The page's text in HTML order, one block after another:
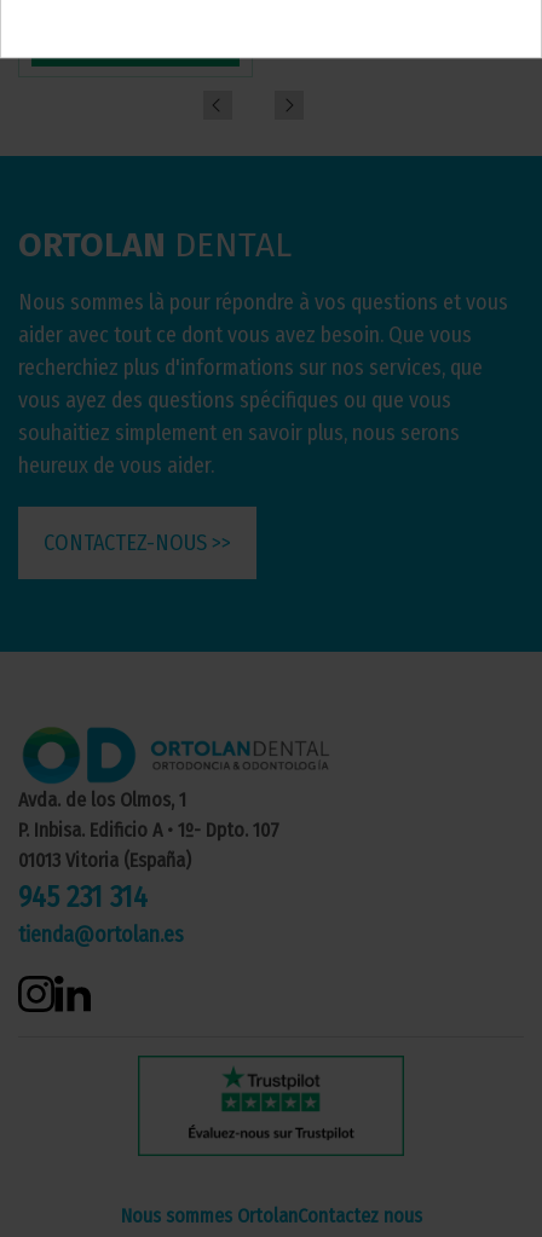
ORTOLAN DENTAL
Nous sommes là pour répondre à vos questions et vous
aider avec tout ce dont vous avez besoin. Que vous
recherchiez plus d'informations sur nos services, que
vous ayez des questions spécifiques ou que vous
souhaitiez simplement en savoir plus, nous serons
heureux de vous aider.
CONTACTEZ-NOUS >>
Avda. de los Olmos, 1
P. Inbisa. Edificio A • 1º- Dpto. 107
01013 Vitoria (España)
945 231 314
tienda@ortolan.es
Nous sommes OrtolanContactez nous